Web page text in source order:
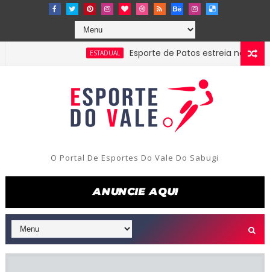
ESTADUAL Esporte de Patos estreia neste
O Portal De Esportes Do Vale Do Sabugi